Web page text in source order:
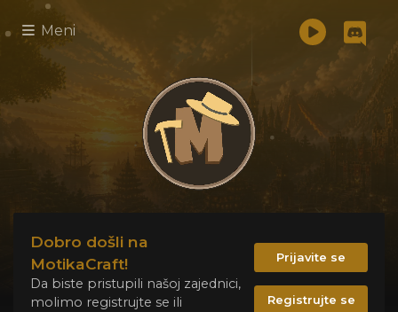
Meni
Dobro došli na
MotikaCraft!
Da biste pristupili našoj zajednici,
molimo registrujte se ili
Prijavite se
Registrujte se